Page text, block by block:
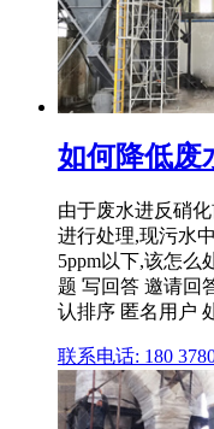
如何降低废
由于废水进反硝
进行处理,现污水
5ppm以下,该怎么
题 写回答 邀请回
认排序 匿名用户
联系电话: 180